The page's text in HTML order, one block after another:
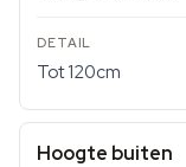
Tot 120cm
Hoogte buiten